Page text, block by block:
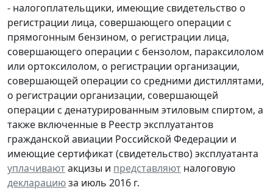
- налогоплательщики, имеющие свидетельство о
регистрации лица, совершающего операции с
прямогонным бензином, о регистрации лица,
совершающего операции с бензолом, параксилолом
или ортоксилолом, о регистрации организации,
совершающей операции со средними дистиллятами,
о регистрации организации, совершающей
операции с денатурированным этиловым спиртом, а
также включенные в Реестр эксплуатантов
гражданской авиации Российской Федерации и
имеющие сертификат (свидетельство) эксплуатанта
уплачиваютакцизы и представляют налоговую
декларациюза июль 2016 г.